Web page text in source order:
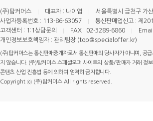
(주)탑커머스 대표자 : 나이엽
서울특별시 금천구 가
사업자등록번호 : 113-86-63057
통신판매업신고 : 제
고객센터 : 1:1상담문의
FAX : 02-3289-6860
개인정보보호책임자 : 관리팀장 (top@specialoffer.kr)
(주)탑커머스는 통신판매중개자로서 통신판매의 당사자가 아니며, 공
지 않습니다. (주)탑커머스 스페셜오퍼 사이트의 상품/판매자 거래 정
콘텐츠 산업 진흥법 등에 의하여 엄격히 금지합니다.
Copyright ⓒ (주)탑커머스 All rights reserved.